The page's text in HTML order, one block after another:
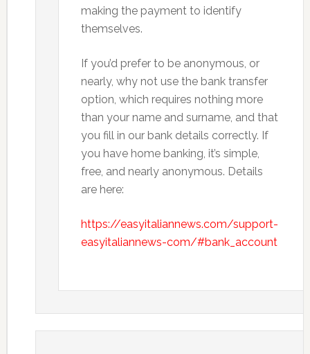
making the payment to identify
themselves.
If you’d prefer to be anonymous, or
nearly, why not use the bank transfer
option, which requires nothing more
than your name and surname, and that
you fill in our bank details correctly. If
you have home banking, it’s simple,
free, and nearly anonymous. Details
are here:
https://easyitaliannews.com/support-
easyitaliannews-com/#bank_account